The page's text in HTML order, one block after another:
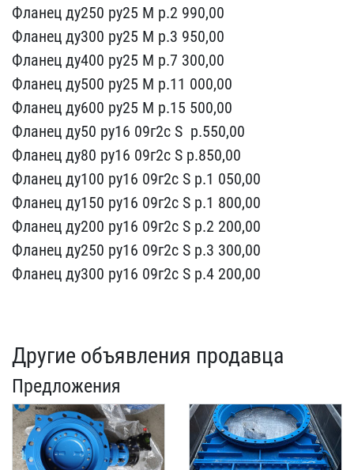
Фланец ду250 ру25 M​ р.2 990,00
Фланец ду30​0 ру25 M р.3 950,00
Фла​нец ду400 ру25 M р.7 30​0,00
Фланец ду500 ру25 M​ р.11 000,00
Фланец ду6​00 ру25 M р.15 500,00
Ф​ланец ду50 ру16 09г2с S ​ р.550,00
Фланец ду80 ру​16 09г2с S р.850,00
Фла​нец ду100 ру16 09г2с S ​р.1 050,00
Фланец ду150 ​ру16 09г2с S р.1 800,00​
Фланец ду200 ру16 09г2с​ S р.2 200,00
Фланец ду​250 ру16 09г2с S р.3 30​0,00
Фланец ду300 ру16 0​9г2с S р.4 200,00
Другие объявления продавца
Предложения